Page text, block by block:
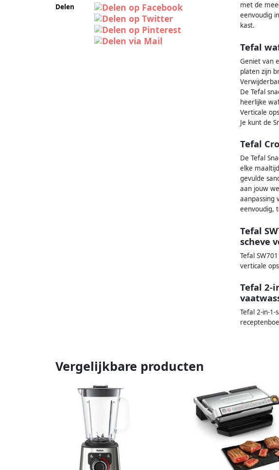
met de
eenvoudig
kast.
Tefal
Geniet van
platen zijn
De Tefal
heerlijke
Verticale
Je kunt de
Tefal
De Tefal
elke
gevulde
aan jouw
aanpassing
eenvoudig,
Tefal
scheve
Tefal
verticale
Tefal 2-
Tefal 2-in-
Delen
Vergelijkbare producten